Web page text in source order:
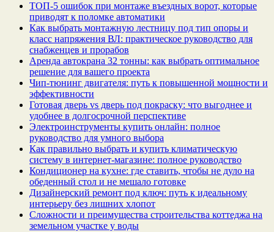
ТОП-5 ошибок при монтаже въездных ворот, которые
приводят к поломке автоматики
Как выбрать монтажную лестницу под тип опоры и
класс напряжения ВЛ: практическое руководство для
снабженцев и прорабов
Аренда автокрана 32 тонны: как выбрать оптимальное
решение для вашего проекта
Чип‑тюнинг двигателя: путь к повышенной мощности и
эффективности
Готовая дверь vs дверь под покраску: что выгоднее и
удобнее в долгосрочной перспективе
Электроинструменты купить онлайн: полное
руководство для умного выбора
Как правильно выбрать и купить климатическую
систему в интернет‑магазине: полное руководство
Кондиционер на кухне: где ставить, чтобы не дуло на
обеденный стол и не мешало готовке
Дизайнерский ремонт под ключ: путь к идеальному
интерьеру без лишних хлопот
Сложности и преимущества строительства коттеджа на
земельном участке у воды